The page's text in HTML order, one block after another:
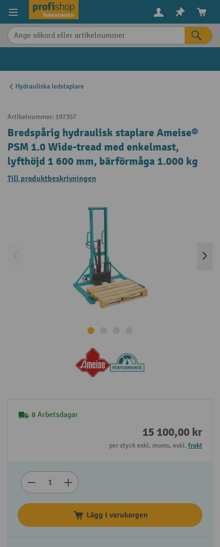
Hydrauliska ledstaplare
Artikelnummer: 197357
Bredspårig hydraulisk staplare Ameise®
PSM 1.0 Wide-tread med enkelmast,
lyfthöjd 1 600 mm, bärförmåga 1.000 kg
Till produktbeskrivningen
8 Arbetsdagar
15 100,00 kr
per styck exkl. moms, exkl. frakt
Lägg i varukorgen